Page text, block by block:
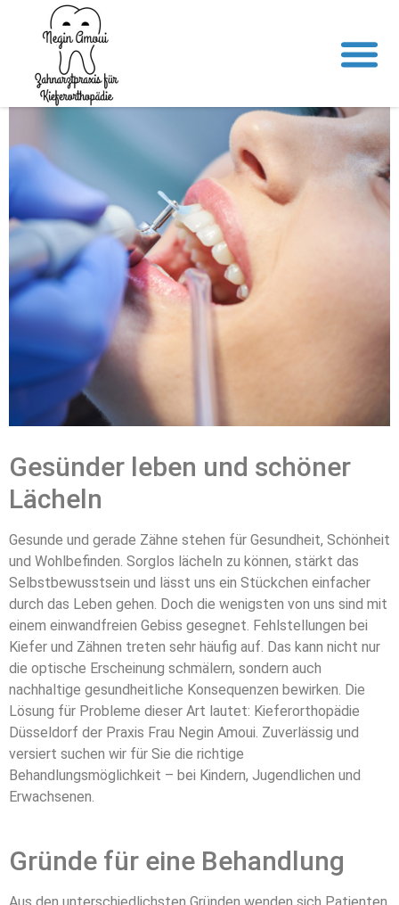
Zahnarztpraxis
Düsseldorf
Gesünder leben und schöner
Lächeln
Gesunde und gerade Zähne stehen für Gesundheit, Schönheit
und Wohlbefinden. Sorglos lächeln zu können, stärkt das
Selbstbewusstsein und lässt uns ein Stückchen einfacher
durch das Leben gehen. Doch die wenigsten von uns sind mit
einem einwandfreien Gebiss gesegnet. Fehlstellungen bei
Kiefer und Zähnen treten sehr häufig auf. Das kann nicht nur
die optische Erscheinung schmälern, sondern auch
nachhaltige gesundheitliche Konsequenzen bewirken. Die
Lösung für Probleme dieser Art lautet: Kieferorthopädie
Düsseldorf der Praxis Frau Negin Amoui. Zuverlässig und
versiert suchen wir für Sie die richtige
Behandlungsmöglichkeit – bei Kindern, Jugendlichen und
Erwachsenen.
Gründe für eine Behandlung